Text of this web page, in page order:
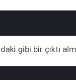
gibi bir çıktı